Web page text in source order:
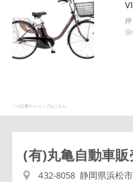
示
この記事のショップはこちら
(有)丸亀自動車販
432-8058 静岡県浜松